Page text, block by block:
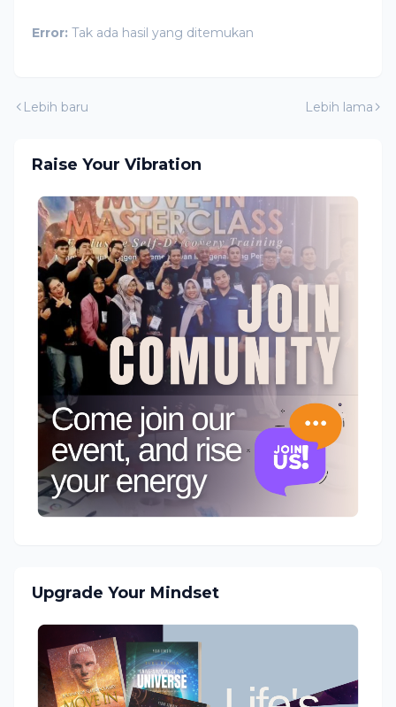
Error: Tak ada hasil yang ditemukan
Lebih baru Lebih lama
Raise Your Vibration
Upgrade Your Mindset